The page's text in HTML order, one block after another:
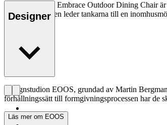
Dynan till E008 Embrace Outdoor Dining Chair är
samtidigt som den leder tankarna till en
Designer
Designstudion EOOS, grundad av Martin
förhållningssätt till formgivningsprocessen har de
Läs mer om EOOS